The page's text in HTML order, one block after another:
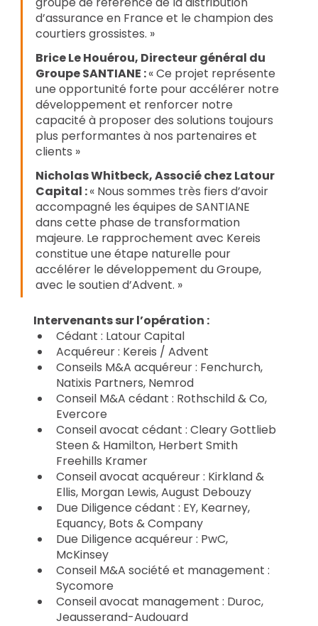
d’assurance en France et le champion des
courtiers grossistes. »
Brice Le Houérou, Directeur général du
Groupe SANTIANE : « Ce projet représente
une opportunité forte pour accélérer notre
développement et renforcer notre
capacité à proposer des solutions toujours
plus performantes à nos partenaires et
clients »
Nicholas Whitbeck, Associé chez Latour
Capital : « Nous sommes très fiers d’avoir
accompagné les équipes de SANTIANE
dans cette phase de transformation
majeure. Le rapprochement avec Kereis
constitue une étape naturelle pour
accélérer le développement du Groupe,
avec le soutien d’Advent. »
Intervenants sur l’opération :
Cédant : Latour Capital
Acquéreur : Kereis / Advent
Conseils M&A acquéreur : Fenchurch,
Natixis Partners, Nemrod
Conseil M&A cédant : Rothschild & Co,
Evercore
Conseil avocat cédant : Cleary Gottlieb
Steen & Hamilton, Herbert Smith
Freehills Kramer
Conseil avocat acquéreur : Kirkland &
Ellis, Morgan Lewis, August Debouzy
Due Diligence cédant : EY, Kearney,
Equancy, Bots & Company
Due Diligence acquéreur : PwC,
McKinsey
Conseil M&A société et management :
Sycomore
Conseil avocat management : Duroc,
Jeausserand-Audouard